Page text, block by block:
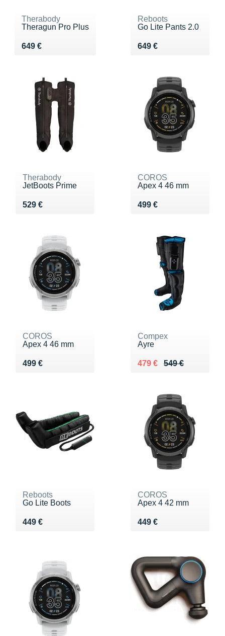
Therabody
Theragun Pro Plus
649 €
Vendu 649 €
Reboots
Go Lite Pants 2.0
649 €
Vendu 649 €
Therabody
JetBoots Prime
529 €
Vendu 529 €
COROS
Apex 4 46 mm
499 €
Vendu 499 €
COROS
Apex 4 46 mm
499 €
Vendu 499 €
Compex
Ayre
549 €
Au lieu de 549 €
479 €
Vendu 479 €
Reboots
Go Lite Boots
449 €
Vendu 449 €
COROS
Apex 4 42 mm
449 €
Vendu 449 €